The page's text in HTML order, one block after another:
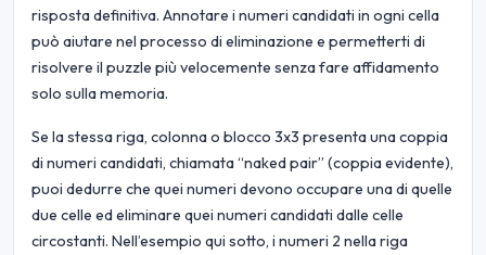
risposta definitiva. Annotare i numeri candidati in ogni cella
può aiutare nel processo di eliminazione e permetterti di
risolvere il puzzle più velocemente senza fare affidamento
solo sulla memoria.
Se la stessa riga, colonna o blocco 3x3 presenta una coppia
di numeri candidati, chiamata “naked pair” (coppia evidente),
puoi dedurre che quei numeri devono occupare una di quelle
due celle ed eliminare quei numeri candidati dalle celle
circostanti. Nell’esempio qui sotto, i numeri 2 nella riga